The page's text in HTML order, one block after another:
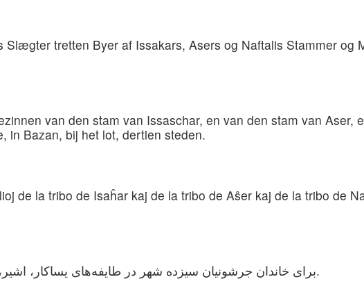
tretten Byer af Issakars, Asers og Naftalis Stammer og
van den stam van Issaschar, en van den stam van Aser,
in Bazan, bij het lot, dertien steden.
de la tribo de Isaĥar kaj de la tribo de Aŝer kaj de la tribo de
برای خاندان جرشونیان سیزده شهر در طایفه‌های یساکار، اشیر، نفتالی و نصف طایفهٔ منسی در باشان تعیین کردند.